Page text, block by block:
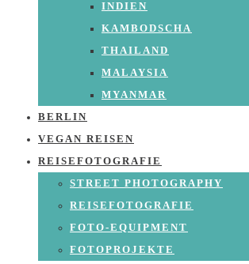
INDIEN
KAMBODSCHA
THAILAND
MALAYSIA
MYANMAR
BERLIN
VEGAN REISEN
REISEFOTOGRAFIE
STREET PHOTOGRAPHY
REISEFOTOGRAFIE
FOTO-EQUIPMENT
FOTOPROJEKTE